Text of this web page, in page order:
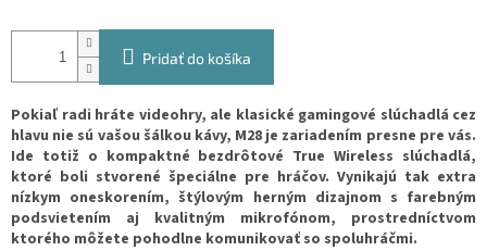
Pridať do košíka
Pokiaľ radi hráte videohry, ale klasické gamingové slúchadlá cez
hlavu nie sú vašou šálkou kávy, M28 je zariadením presne pre vás.
Ide totiž o kompaktné bezdrôtové True Wireless slúchadlá,
ktoré boli stvorené špeciálne pre hráčov. Vynikajú tak extra
nízkym oneskorením, štýlovým herným dizajnom s farebným
podsvietením aj kvalitným mikrofónom, prostredníctvom
ktorého môžete pohodlne komunikovať so spoluhráčmi.